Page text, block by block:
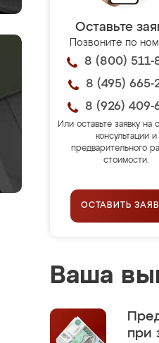
Оставьте
Позвоните по
8 (800) 511-
8 (495) 665-
8 (926) 409-
Или оставьте заявку на
консультации и
предварительного
стоимости.
ОСТАВИТЬ
Ваша
при